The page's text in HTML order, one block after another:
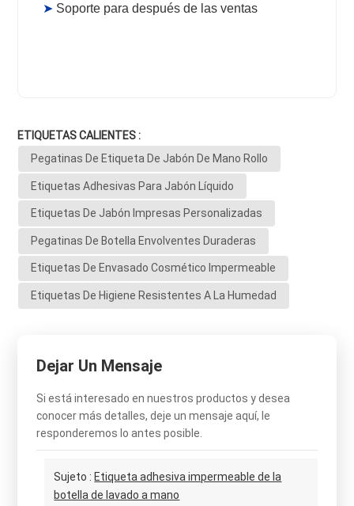
➤ Soporte para después de las ventas
ETIQUETAS CALIENTES :
Pegatinas De Etiqueta De Jabón De Mano Rollo
Etiquetas Adhesivas Para Jabón Líquido
Etiquetas De Jabón Impresas Personalizadas
Pegatinas De Botella Envolventes Duraderas
Etiquetas De Envasado Cosmético Impermeable
Etiquetas De Higiene Resistentes A La Humedad
Dejar Un Mensaje
Si está interesado en nuestros productos y desea
conocer más detalles, deje un mensaje aquí, le
responderemos lo antes posible.
Sujeto : Etiqueta adhesiva impermeable de la
botella de lavado a mano